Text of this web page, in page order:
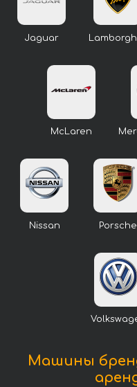
Jaguar
McLaren
Nissan Porsche
Машины